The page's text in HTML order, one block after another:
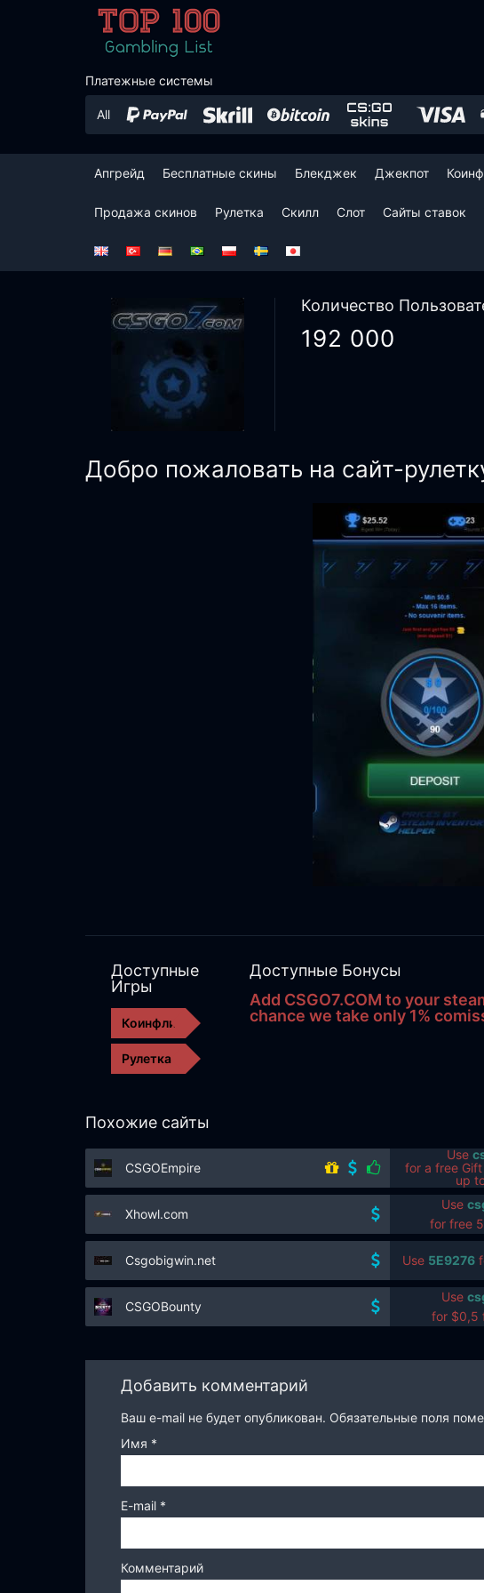
Платежные системы
Апгрейд Бесплатные скины Блекджек Джекпот
Продажа скинов Рулетка Скилл Слот Cайты ставок
Количество
192 000
Добро пожаловать на сайт-
Доступные
Игры
Коинфлип
Рулетка
Доступные Бонусы
Add CSGO7.COM to your
chance we take only 1%
Похожие сайты
CSGOEmpire
Use
for a free
up
Xhowl.com
Use
for free
Csgobigwin.net Use 5E9276
CSGOBounty
Use
for $0,5
Добавить комментарий
Ваш e-mail не будет опубликован. Обязательные поля
Имя *
E-mail *
Комментарий